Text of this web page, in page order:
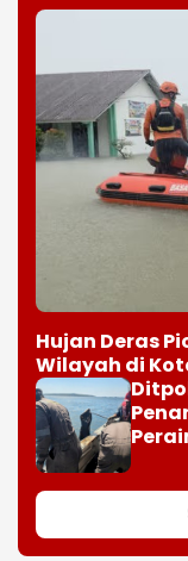
Hujan Deras
Wilayah di